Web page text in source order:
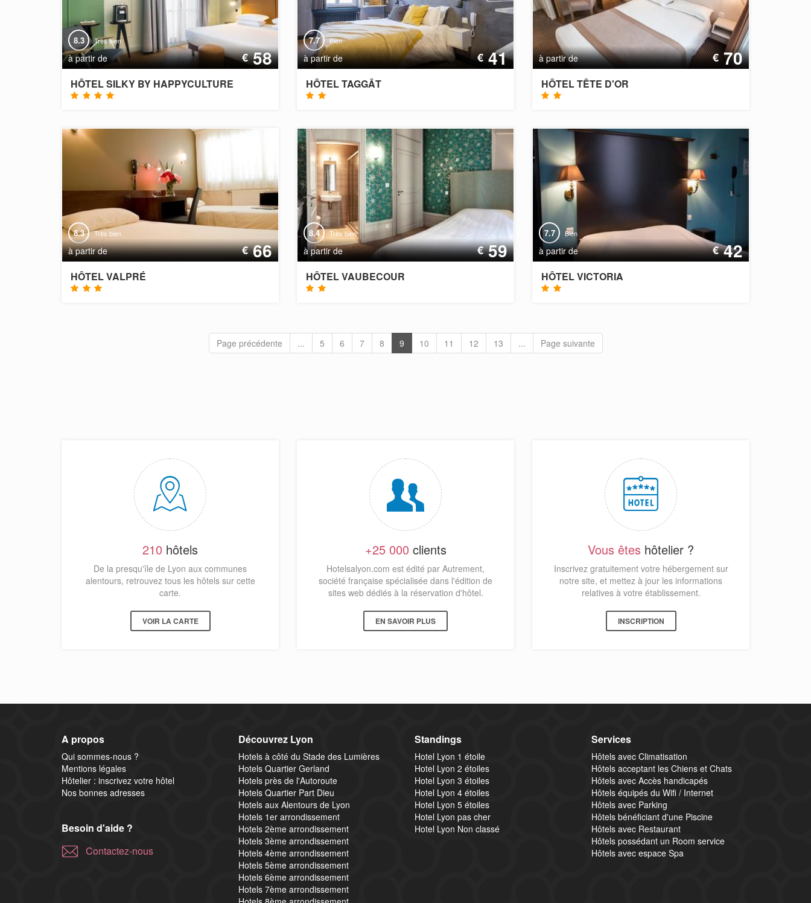
8.3 Très bien
à partir de €58
HÔTEL SILKY BY HAPPYCULTURE
7.7 Bien
à partir de €41
HÔTEL TAGGÂT
à partir de €70
HÔTEL TÊTE D'OR
8.3 Très bien
à partir de €66
HÔTEL VALPRÉ
8.4 Très bien
à partir de €59
HÔTEL VAUBECOUR
7.7 Bien
à partir de €42
HÔTEL VICTORIA
Page précédente ... 5 6 7 8 9 10 11 12 13 ... Page suivante
210 hôtels
De la presqu'île de Lyon aux communes
alentours, retrouvez tous les hôtels sur cette
carte.
VOIR LA CARTE
+25 000 clients
Hotelsalyon.com est édité par Autrement,
société française spécialisée dans l'édition de
sites web dédiés à la réservation d'hôtel.
EN SAVOIR PLUS
Vous êtes hôtelier ?
Inscrivez gratuitement votre hébergement sur
notre site, et mettez à jour les informations
relatives à votre établissement.
INSCRIPTION
A propos
Qui sommes-nous ?
Mentions légales
Hôtelier : inscrivez votre hôtel
Nos bonnes adresses
Besoin d'aide ?
Contactez-nous
Découvrez Lyon
Hotels à côté du Stade des Lumières
Hotels Quartier Gerland
Hotels près de l'Autoroute
Hotels Quartier Part Dieu
Hotels aux Alentours de Lyon
Hotels 1er arrondissement
Hotels 2ème arrondissement
Hotels 3ème arrondissement
Hotels 4ème arrondissement
Hotels 5ème arrondissement
Hotels 6ème arrondissement
Hotels 7ème arrondissement
Standings
Hotel Lyon 1 étoile
Hotel Lyon 2 étoiles
Hotel Lyon 3 étoiles
Hotel Lyon 4 étoiles
Hotel Lyon 5 étoiles
Hotel Lyon pas cher
Hotel Lyon Non classé
Services
Hôtels avec Climatisation
Hôtels acceptant les Chiens et Chats
Hôtels avec Accès handicapés
Hôtels équipés du Wifi / Internet
Hôtels avec Parking
Hôtels bénéficiant d'une Piscine
Hôtels avec Restaurant
Hôtels possédant un Room service
Hôtels avec espace Spa